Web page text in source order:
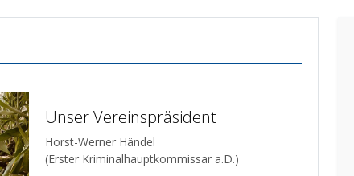
Unser Vereinspräsident
Horst-Werner Händel
(Erster Kriminalhauptkommissar a.D.)